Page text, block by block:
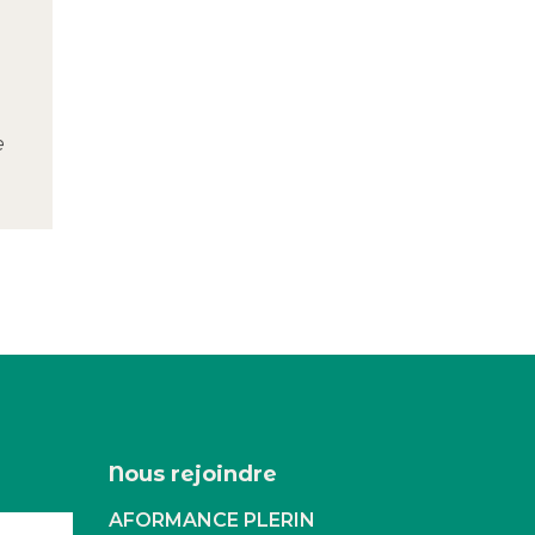
Nous rejoindre
AFORMANCE PLERIN